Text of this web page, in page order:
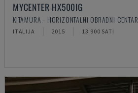
MYCENTER HX500IG
KITAMURA - HORIZONTALNI OBRADNI CENTAR
ITALIJA 2015 13.900 SATI